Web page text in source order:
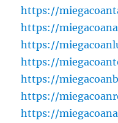
https://
https://
https://
https://
https://
https://
https://